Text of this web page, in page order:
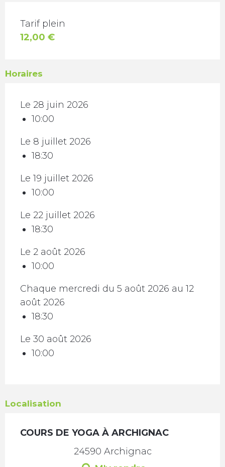
TARIFS 2026
Tarif plein
12,00 €
Horaires
Le 28 juin 2026
10:00
Le 8 juillet 2026
18:30
Le 19 juillet 2026
10:00
Le 22 juillet 2026
18:30
Le 2 août 2026
10:00
Chaque mercredi du 5 août 2026 au 12
août 2026
18:30
Le 30 août 2026
10:00
Localisation
COURS DE YOGA À ARCHIGNAC
24590 Archignac